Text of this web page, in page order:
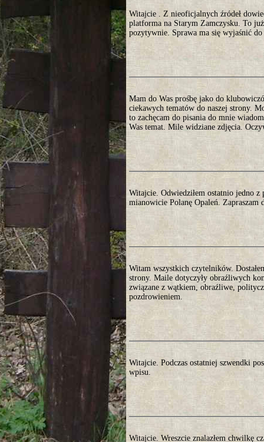
Witajcie . Z nieoficjalnych źródeł
platforma na Starym Zamczysku. To
pozytywnie. Sprawa ma się wyjaśnić
Mam do Was prośbę jako do
ciekawych tematów do naszej strony.
to zachęcam do pisania do mnie
Was temat. Mile widziane zdjęcia.
Witajcie. Odwiedziłem ostatnio jedno z
mianowicie Polanę Opaleń. Zapraszam
Witam wszystkich czytelników.
strony. Maile dotyczyły obraźliwych
związane z wątkiem, obraźliwe,
pozdrowieniem.
Witajcie. Podczas ostatniej szwendki
wpisu.
Witajcie. Wreszcie znalazłem chwilkę